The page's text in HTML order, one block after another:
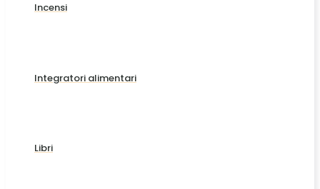
Incensi
Integratori alimentari
Libri